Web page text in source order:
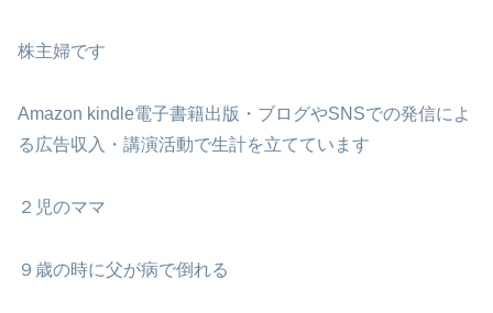
株主婦です
Amazon kindle電子書籍出版・ブログやSNSでの発信によ
る広告収入・講演活動で生計を立てています
２児のママ
９歳の時に父が病で倒れる